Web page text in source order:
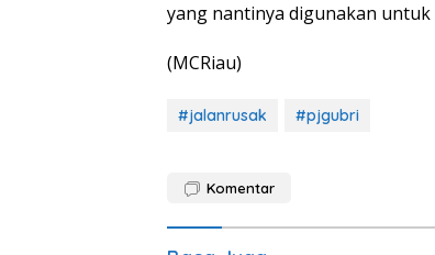
yang nantinya digunakan
(MCRiau)
#jalanrusak #pjgubri
Komentar